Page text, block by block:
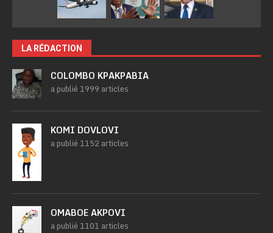
LA RÉDACTION
COLOMBO KPAKPABIA
a publié 1999 articles
KOMI DOVLOVI
a publié 1152 articles
OMABOE AKPOVI
a publié 1101 articles